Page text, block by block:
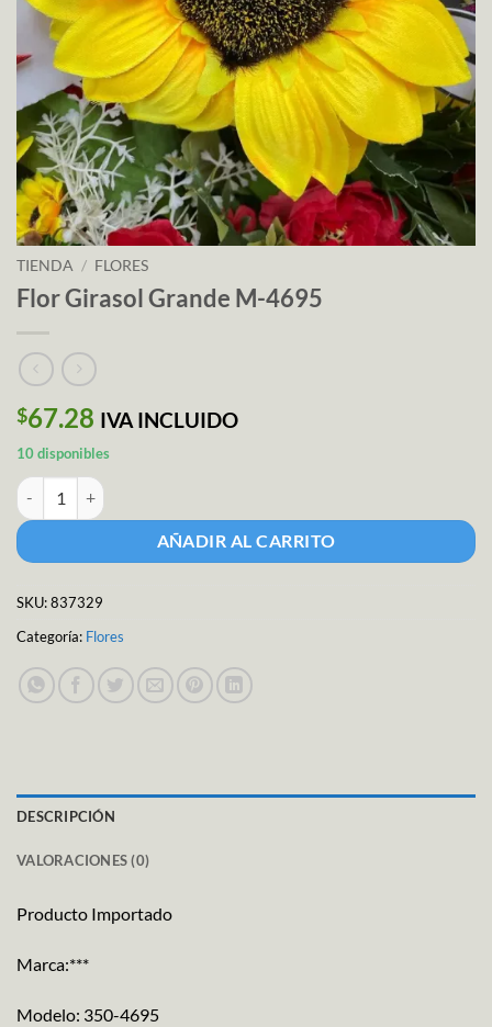
TIENDA / FLORES
Flor Girasol Grande M-4695
$67.28 IVA INCLUIDO
10 disponibles
Flor Girasol Grande M-4695 cantidad
AÑADIR AL CARRITO
SKU:837329
Categoría: Flores
DESCRIPCIÓN
VALORACIONES (0)
Producto Importado
Marca:***
Modelo: 350-4695